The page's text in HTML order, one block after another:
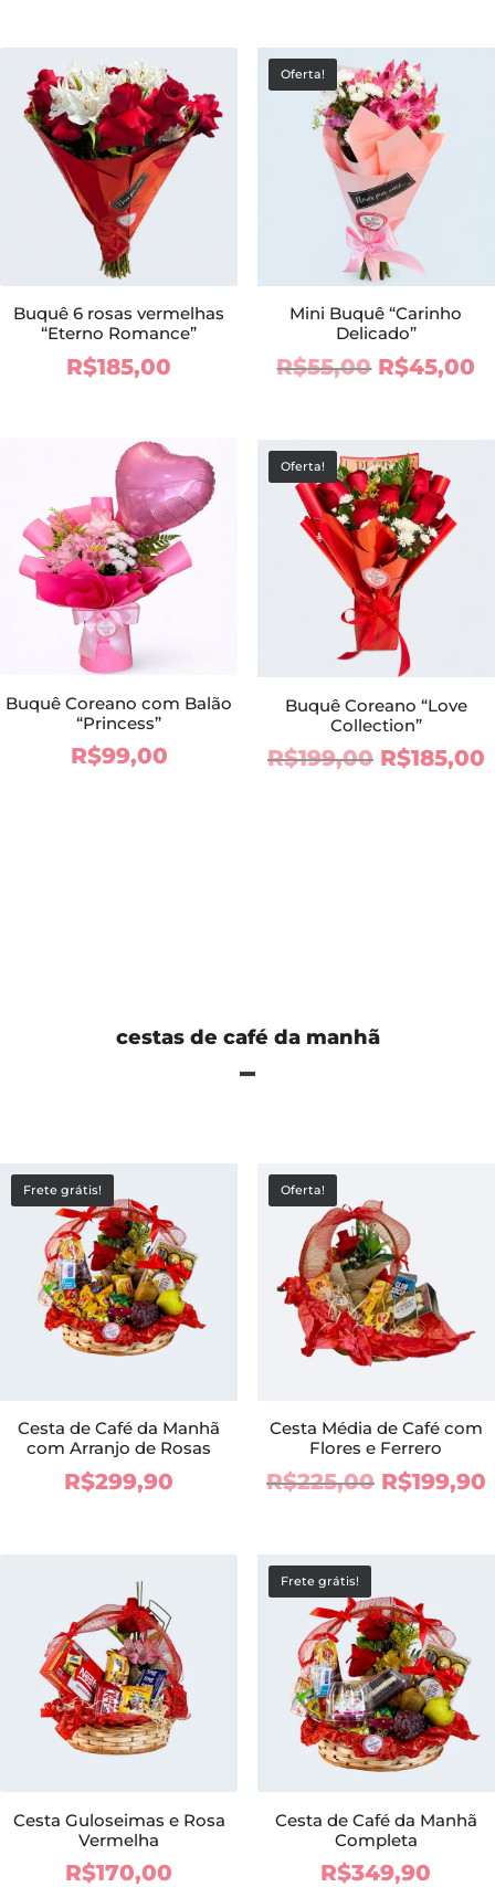
Buquê 6 rosas vermelhas
“Eterno Romance”
R$185,00
Oferta!
Mini Buquê “Carinho
Delicado”
R$55,00 O
era:
R$55,00.
R$45,00
Buquê Coreano com Balão
“Princess”
R$99,00
Oferta!
Buquê Coreano “Love
Collection”
R$199,00 O
R$185,00
cestas de café da manhã
Frete grátis!
Cesta de Café da Manhã
com Arranjo de Rosas
R$299,90
Oferta!
Cesta Média de Café com
Flores e Ferrero
R$225,00 O
R$225,00.
R$199,90
Cesta Guloseimas e Rosa
Vermelha
R$170,00
Frete grátis!
Cesta de Café da Manhã
Completa
R$349,90